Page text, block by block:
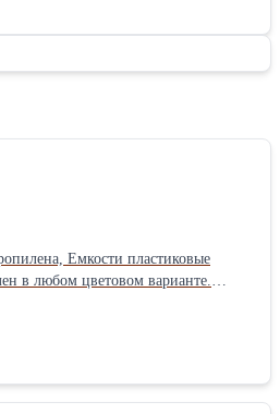
в любом цветовом варианте.
специальной крышкой с
и 400 мм для моделей ЭВЛ —